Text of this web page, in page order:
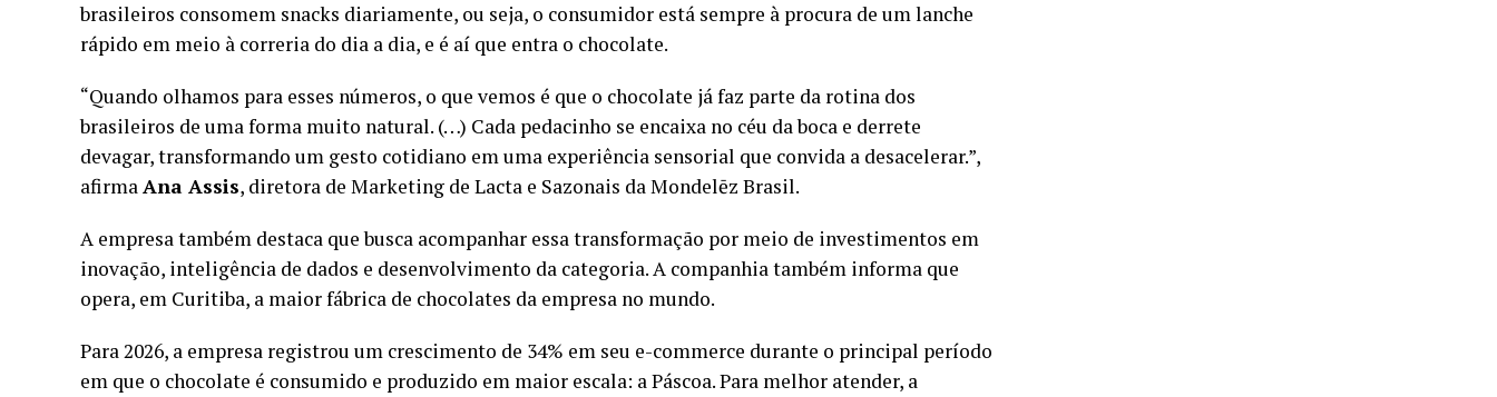
brasileiros consomem snacks diariamente, ou seja, o consumidor está sempre à procura de um lanche
rápido em meio à correria do dia a dia, e é aí que entra o chocolate.
“Quando olhamos para esses números, o que vemos é que o chocolate já faz parte da rotina dos
brasileiros de uma forma muito natural. (…) Cada pedacinho se encaixa no céu da boca e derrete
devagar, transformando um gesto cotidiano em uma experiência sensorial que convida a desacelerar.”,
afirmaAna Assis, diretora de Marketing de Lacta e Sazonais da Mondelēz Brasil.
A empresa também destaca que busca acompanhar essa transformação por meio de investimentos em
inovação, inteligência de dados e desenvolvimento da categoria. A companhia também informa que
opera, em Curitiba, a maior fábrica de chocolates da empresa no mundo.
Para 2026, a empresa registrou um crescimento de 34% em seu e-commerce durante o principal período
em que o chocolate é consumido e produzido em maior escala: a Páscoa. Para melhor atender, a